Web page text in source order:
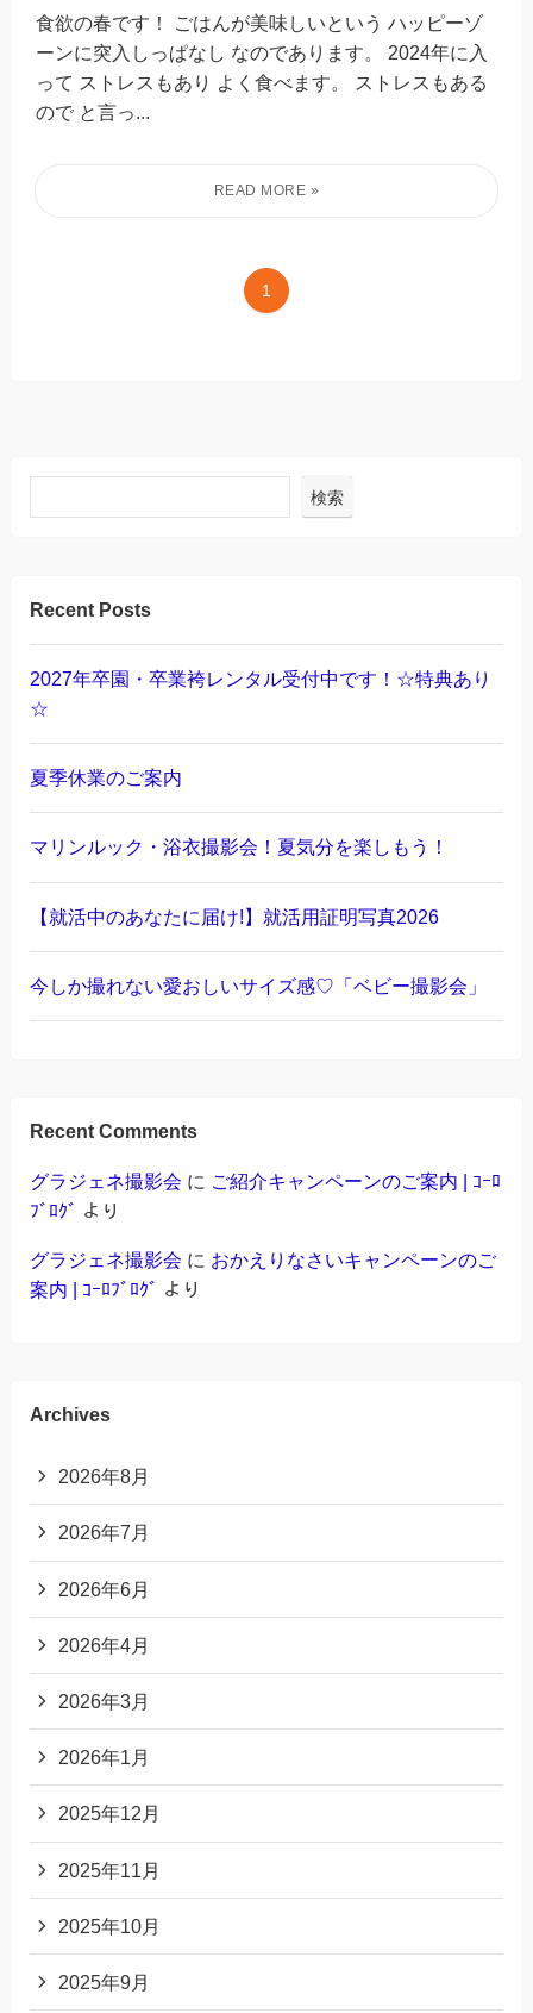
食欲の春です！ ごはんが美味しいという ハッピーゾ
ーンに突入しっぱなし なのであります。 2024年に入
って ストレスもあり よく食べます。 ストレスもある
ので と言っ...
1
検索
Recent Posts
2027年卒園・卒業袴レンタル受付中です！☆特典あり
☆
夏季休業のご案内
マリンルック・浴衣撮影会！夏気分を楽しもう！
【就活中のあなたに届け!】就活用証明写真2026
今しか撮れない愛おしいサイズ感♡「ベビー撮影会」
Recent Comments
グラジェネ撮影会 に ご紹介キャンペーンのご案内 | ｺｰﾛ
ﾌﾞﾛｸﾞ より
グラジェネ撮影会 に おかえりなさいキャンペーンのご
案内 | ｺｰﾛﾌﾞﾛｸﾞ より
Archives
2026年8月
2026年7月
2026年6月
2026年4月
2026年3月
2026年1月
2025年12月
2025年11月
2025年10月
2025年9月